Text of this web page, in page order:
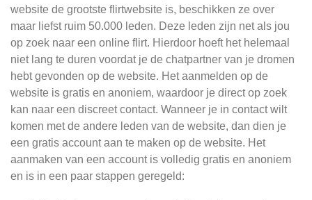
website de grootste flirtwebsite is, beschikken ze over
maar liefst ruim 50.000 leden. Deze leden zijn net als jou
op zoek naar een online flirt. Hierdoor hoeft het helemaal
niet lang te duren voordat je de chatpartner van je dromen
hebt gevonden op de website. Het aanmelden op de
website is gratis en anoniem, waardoor je direct op zoek
kan naar een discreet contact. Wanneer je in contact wilt
komen met de andere leden van de website, dan dien je
een gratis account aan te maken op de website. Het
aanmaken van een account is volledig gratis en anoniem
en is in een paar stappen geregeld: